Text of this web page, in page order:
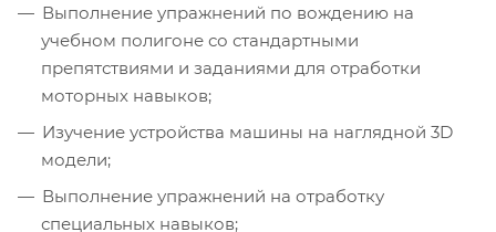
Выполнение упражнений по вождению на
учебном полигоне со стандартными
препятствиями и заданиями для отработки
моторных навыков;
Изучение устройства машины на наглядной 3D
модели;
Выполнение упражнений на отработку
специальных навыков;